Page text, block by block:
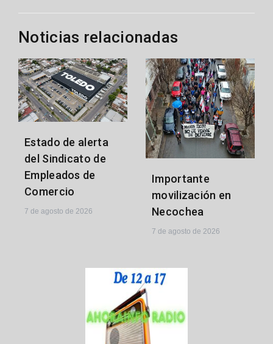
entradas
Noticias relacionadas
Estado de alerta
del Sindicato de
Empleados de
Comercio
7 de agosto de 2026
Importante
movilización en
Necochea
7 de agosto de 2026